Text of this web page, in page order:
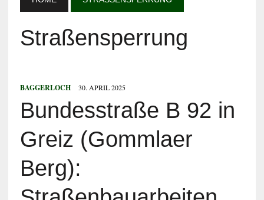
Straßensperrung
BAGGERLOCH 30. APRIL 2025
Bundesstraße B 92 in
Greiz (Gommlaer
Berg):